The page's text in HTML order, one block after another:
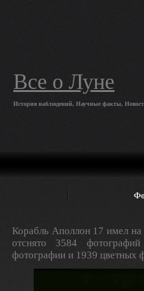
Все о Луне
История наблюдений, Научные факты,
Корабль Аполлон 17 имел
отснято 3584
фотографии и 1939 цветных